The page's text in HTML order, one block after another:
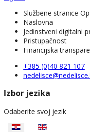
Službene stranice
Naslovna
Jedinstveni digitalni
Pristupačnost
Financijska
+385 (0)40 821 107
Izbor jezika
Odaberite svoj jezik